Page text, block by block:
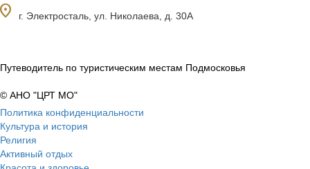
г. Электросталь, ул. Николаева, д. 30А
Путеводитель по туристическим местам Подмосковья
© АНО "ЦРТ МО"
Политика конфиденциальности
Культура и история
Религия
Активный отдых